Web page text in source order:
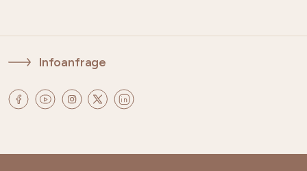
Infoanfrage